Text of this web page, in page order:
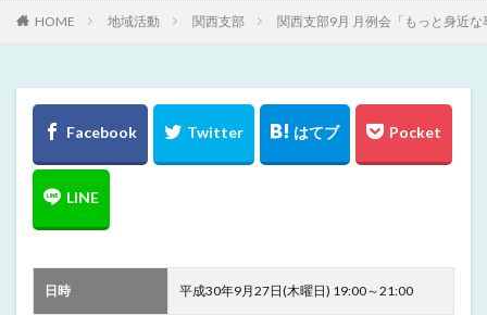
HOME 地域活動 関西支部 関西支部9月 月例会「もっと身近
日時 平成30年9月27日(木曜日) 19:00～21:00